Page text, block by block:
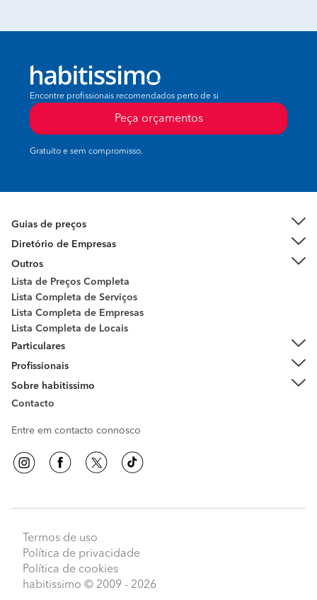
Encontre profissionais recomendados perto de si
Peça orçamentos
Gratuito e sem compromisso.
Guias de preços
Diretório de Empresas
Outros
Lista de Preços Completa
Lista Completa de Serviços
Lista Completa de Empresas
Lista Completa de Locais
Particulares
Profissionais
Sobre habitissimo
Contacto
Entre em contacto connosco
Termos de uso
Política de privacidade
Política de cookies
habitissimo © 2009 - 2026